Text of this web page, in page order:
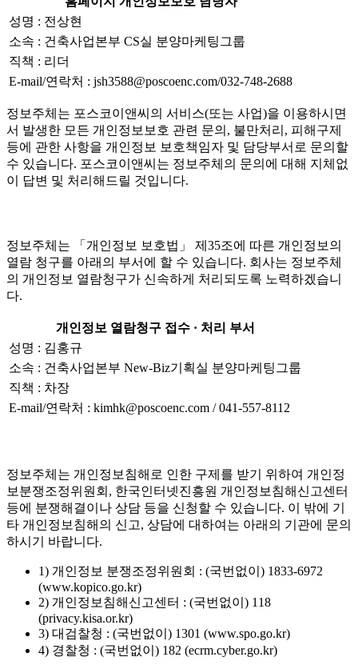
성명 : 전상현
소속 : 건축사업본부 CS실 분양마케팅그룹
직책 : 리더
E-mail/연락처 : jsh3588@poscoenc.com/032-748-2688
정보주체는 포스코이앤씨의 서비스(또는 사업)을 이용하시면
서 발생한 모든 개인정보보호 관련 문의, 불만처리, 피해구제
등에 관한 사항을 개인정보 보호책임자 및 담당부서로 문의할
수 있습니다. 포스코이앤씨는 정보주체의 문의에 대해 지체없
이 답변 및 처리해드릴 것입니다.
정보주체는 「개인정보 보호법」 제35조에 따른 개인정보의
열람 청구를 아래의 부서에 할 수 있습니다. 회사는 정보주체
의 개인정보 열람청구가 신속하게 처리되도록 노력하겠습니
다.
개인정보 열람청구 접수 · 처리 부서
성명 : 김홍규
소속 : 건축사업본부 New-Biz기획실 분양마케팅그룹
직책 : 차장
E-mail/연락처 : kimhk@poscoenc.com / 041-557-8112
정보주체는 개인정보침해로 인한 구제를 받기 위하여 개인정
보분쟁조정위원회, 한국인터넷진흥원 개인정보침해신고센터
등에 분쟁해결이나 상담 등을 신청할 수 있습니다. 이 밖에 기
타 개인정보침해의 신고, 상담에 대하여는 아래의 기관에 문의
하시기 바랍니다.
1) 개인정보 분쟁조정위원회 : (국번없이) 1833-6972
(www.kopico.go.kr)
2) 개인정보침해신고센터 : (국번없이) 118
(privacy.kisa.or.kr)
3) 대검찰청 : (국번없이) 1301 (www.spo.go.kr)
4) 경찰청 : (국번없이) 182 (ecrm.cyber.go.kr)